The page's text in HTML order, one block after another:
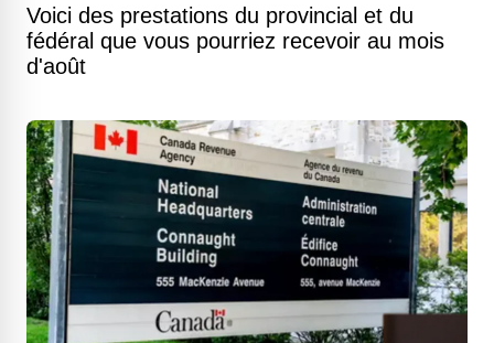
Voici des prestations du provincial et du
fédéral que vous pourriez recevoir au mois
d'août